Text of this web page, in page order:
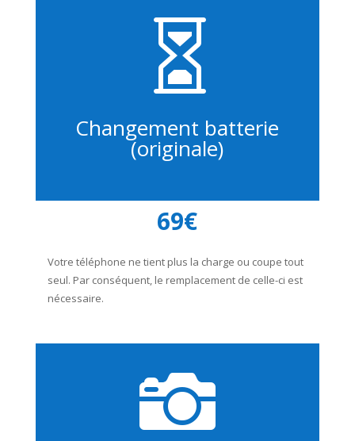

Changement batterie
(originale)
69€
Votre téléphone ne tient plus la charge ou coupe tout
seul. Par conséquent, le remplacement de celle-ci est
nécessaire.
